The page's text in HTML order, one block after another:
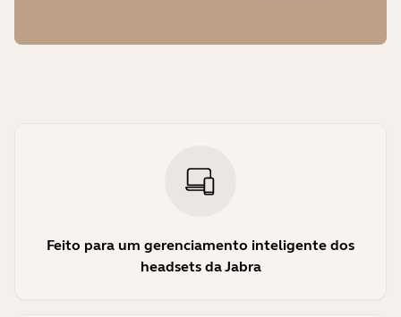
Feito para um gerenciamento inteligente dos
headsets da Jabra